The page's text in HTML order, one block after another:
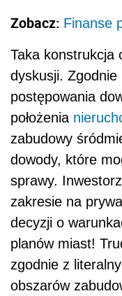
Zobacz: Finanse
Taka konstrukcja
dyskusji. Zgodnie
postępowania
położenia
zabudowy
dowody, które
sprawy.
zakresie na
decyzji o
planów miast!
zgodnie z
obszarów